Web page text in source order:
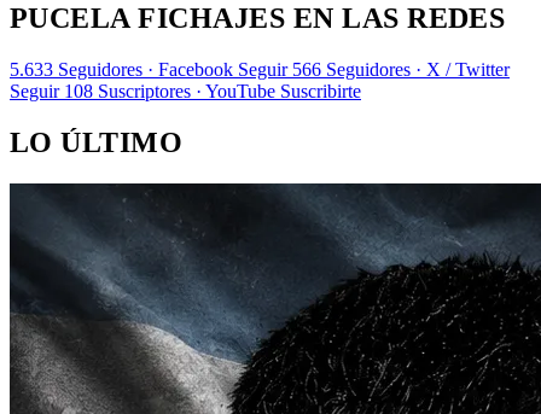
PUCELA FICHAJES EN LAS REDES
5.633 Seguidores · Facebook Seguir 566 Seguidores · X / Twitter
Seguir 108 Suscriptores · YouTube Suscribirte
LO ÚLTIMO